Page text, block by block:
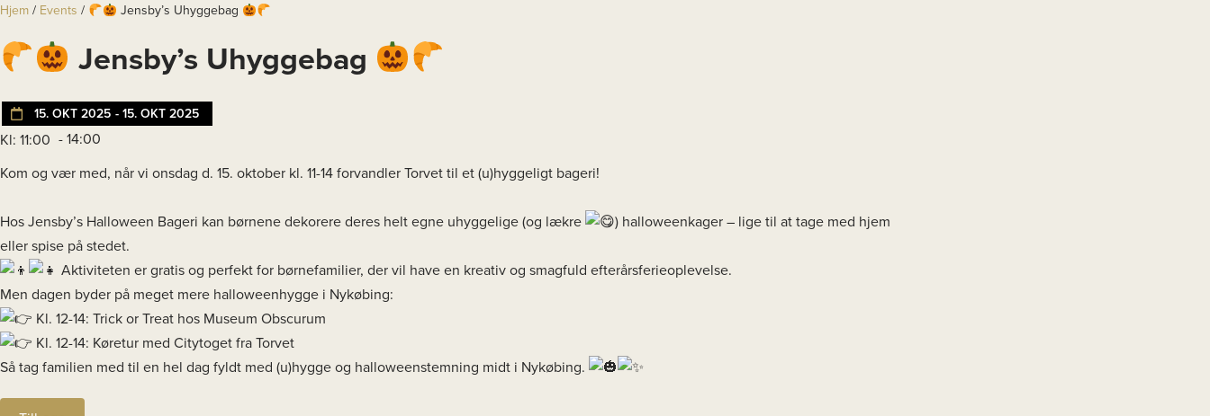
Hjem / Events / Jensby’s Uhyggebag
Jensby’s Uhyggebag
15. OKT 2025 - 15. OKT 2025
Kl: 11:00 - 14:00
Kom og vær med, når vi onsdag d. 15. oktober kl. 11-14 forvandler Torvet til et (u)hyggeligt bageri!
Hos Jensby’s Halloween Bageri kan børnene dekorere deres helt egne uhyggelige (og lækre
) halloweenkager – lige til at tage med hjem
eller spise på stedet.
Aktiviteten er gratis og perfekt for børnefamilier, der vil have en kreativ og smagfuld efterårsferieoplevelse.
Men dagen byder på meget mere halloweenhygge i Nykøbing:
Kl. 12-14: Trick or Treat hos Museum Obscurum
Kl. 12-14: Køretur med Citytoget fra Torvet
Så tag familien med til en hel dag fyldt med (u)hygge og halloweenstemning midt i Nykøbing.